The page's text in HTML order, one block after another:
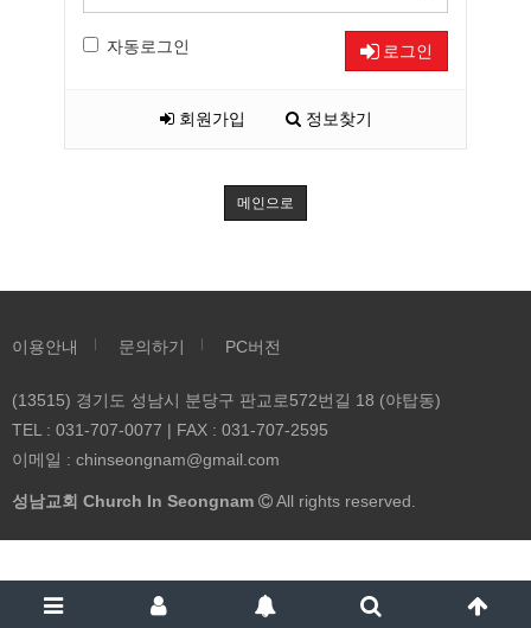
자동로그인 로그인
회원가입 정보찾기
메인으로
이용안내 문의하기 PC버전
(13515) 경기도 성남시 분당구 판교로572번길 18 (야탑동)
TEL : 031-707-0077 | FAX : 031-707-2595
이메일 : chinseongnam@gmail.com
성남교회 Church In Seongnam All rights reserved.